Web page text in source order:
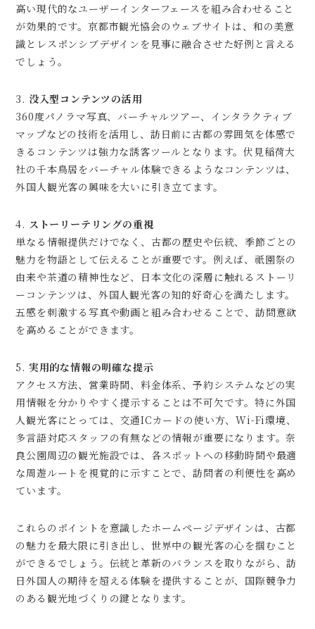
高い現代的なユーザーインターフェースを組み合わせること
が効果的です。京都市観光協会のウェブサイトは、和の美意
識とレスポンシブデザインを見事に融合させた好例と言える
でしょう。
3. 没入型コンテンツの活用
360度パノラマ写真、バーチャルツアー、インタラクティブ
マップなどの技術を活用し、訪日前に古都の雰囲気を体感で
きるコンテンツは強力な誘客ツールとなります。伏見稲荷大
社の千本鳥居をバーチャル体験できるようなコンテンツは、
外国人観光客の興味を大いに引き立てます。
4. ストーリーテリングの重視
単なる情報提供だけでなく、古都の歴史や伝統、季節ごとの
魅力を物語として伝えることが重要です。例えば、祇園祭の
由来や茶道の精神性など、日本文化の深層に触れるストーリ
ーコンテンツは、外国人観光客の知的好奇心を満たします。
五感を刺激する写真や動画と組み合わせることで、訪問意欲
を高めることができます。
5. 実用的な情報の明確な提示
アクセス方法、営業時間、料金体系、予約システムなどの実
用情報を分かりやすく提示することは不可欠です。特に外国
人観光客にとっては、交通ICカードの使い方、Wi-Fi環境、
多言語対応スタッフの有無などの情報が重要になります。奈
良公園周辺の観光施設では、各スポットへの移動時間や最適
な周遊ルートを視覚的に示すことで、訪問者の利便性を高め
ています。
これらのポイントを意識したホームページデザインは、古都
の魅力を最大限に引き出し、世界中の観光客の心を掴むこと
ができるでしょう。伝統と革新のバランスを取りながら、訪
日外国人の期待を超える体験を提供することが、国際競争力
のある観光地づくりの鍵となります。